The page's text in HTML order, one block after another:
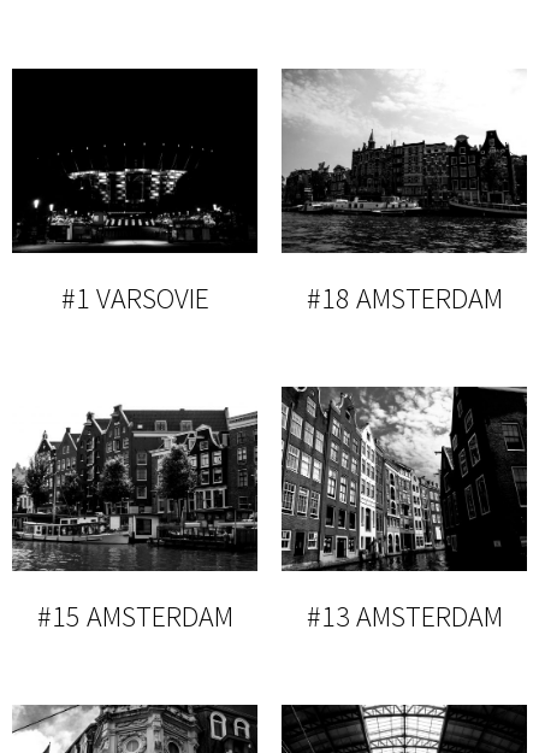
#1 VARSOVIE #18 AMSTERDAM
#15 AMSTERDAM #13 AMSTERDAM